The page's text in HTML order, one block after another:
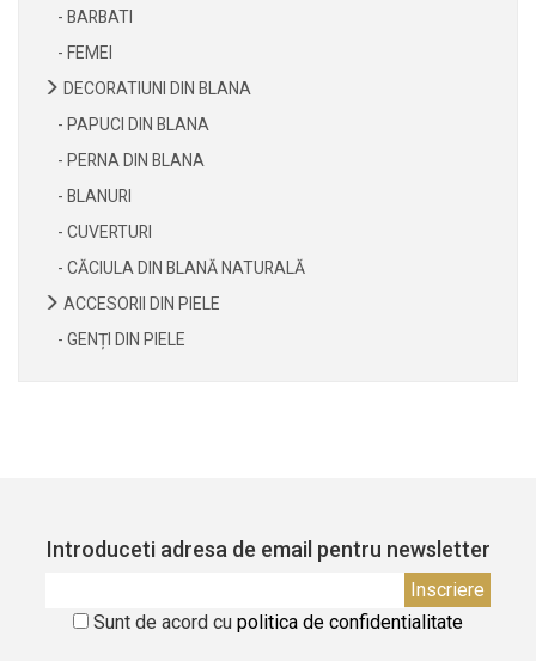
- BARBATI
- FEMEI
DECORATIUNI DIN BLANA
- PAPUCI DIN BLANA
- PERNA DIN BLANA
- BLANURI
- CUVERTURI
- CĂCIULA DIN BLANĂ NATURALĂ
ACCESORII DIN PIELE
- GENȚI DIN PIELE
Introduceti adresa de email pentru newsletter
Sunt de acord cu politica de confidentialitate